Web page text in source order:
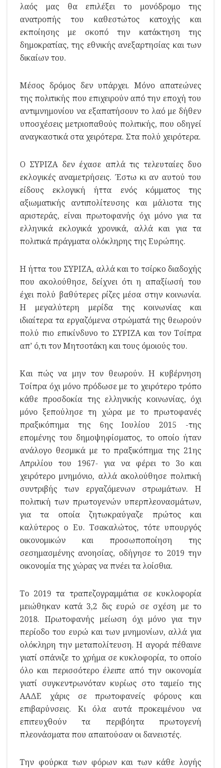
λαός μας θα επιλέξει το μονόδρομο της
ανατροπής του καθεστώτος κατοχής και
εκποίησης με σκοπό την κατάκτηση της
δημοκρατίας, της εθνικής ανεξαρτησίας και των
δικαίων του.
Μέσος δρόμος δεν υπάρχει. Μόνο απατεώνες
της πολιτικής που επιχειρούν από την εποχή του
αντιμνημονίου να εξαπατήσουν το λαό με δήθεν
υποσχέσεις μετριοπαθούς πολιτικής, που οδηγεί
αναγκαστικά στα χειρότερα. Στα πολύ χειρότερα.
Ο ΣΥΡΙΖΑ δεν έχασε απλά τις τελευταίες δυο
εκλογικές αναμετρήσεις. Έστω κι αν αυτού του
είδους εκλογική ήττα ενός κόμματος της
αξιωματικής αντιπολίτευσης και μάλιστα της
αριστεράς, είναι πρωτοφανής όχι μόνο για τα
ελληνικά εκλογικά χρονικά, αλλά και για τα
πολιτικά πράγματα ολόκληρης της Ευρώπης.
Η ήττα του ΣΥΡΙΖΑ, αλλά και το τσίρκο διαδοχής
που ακολούθησε, δείχνει ότι η απαξίωσή του
έχει πολύ βαθύτερες ρίζες μέσα στην κοινωνία.
Η μεγαλύτερη μερίδα της κοινωνίας και
ιδιαίτερα τα εργαζόμενα στρώματά της θεωρούν
πολύ πιο επικίνδυνο το ΣΥΡΙΖΑ και τον Τσίπρα
απ’ ό,τι τον Μητσοτάκη και τους όμοιούς του.
Και πώς να μην τον θεωρούν. Η κυβέρνηση
Τσίπρα όχι μόνο πρόδωσε με το χειρότερο τρόπο
κάθε προσδοκία της ελληνικής κοινωνίας, όχι
μόνο ξεπούλησε τη χώρα με το πρωτοφανές
πραξικόπημα της 6ης Ιουλίου 2015 -της
επομένης του δημοψηφίσματος, το οποίο ήταν
ανάλογο θεσμικά με το πραξικόπημα της 21ης
Απριλίου του 1967- για να φέρει το 3ο και
χειρότερο μνημόνιο, αλλά ακολούθησε πολιτική
συντριβής των εργαζόμενων στρωμάτων. Η
πολιτική των πρωτογενών υπερπλεονασμάτων,
για τα οποία ζητωκραύγαζε πρώτος και
καλύτερος ο Ευ. Τσακαλώτος, τότε υπουργός
οικονομικών και προσωποποίηση της
σεσημασμένης ανοησίας, οδήγησε το 2019 την
οικονομία της χώρας να πνέει τα λοίσθια.
Το 2019 τα τραπεζογραμμάτια σε κυκλοφορία
μειώθηκαν κατά 3,2 δις ευρώ σε σχέση με το
2018. Πρωτοφανής μείωση όχι μόνο για την
περίοδο του ευρώ και των μνημονίων, αλλά για
ολόκληρη την μεταπολίτευση. Η αγορά πέθαινε
γιατί σπάνιζε το χρήμα σε κυκλοφορία, το οποίο
όλο και περισσότερο έλειπε από την οικονομία
γιατί συγκεντρωνόταν κυρίως στο ταμείο της
ΑΑΔΕ χάρις σε πρωτοφανείς φόρους και
επιβαρύνσεις. Κι όλα αυτά προκειμένου να
επιτευχθούν τα περιβόητα πρωτογενή
πλεονάσματα που απαιτούσαν οι δανειστές.
Την φούρκα των φόρων και των κάθε λογής